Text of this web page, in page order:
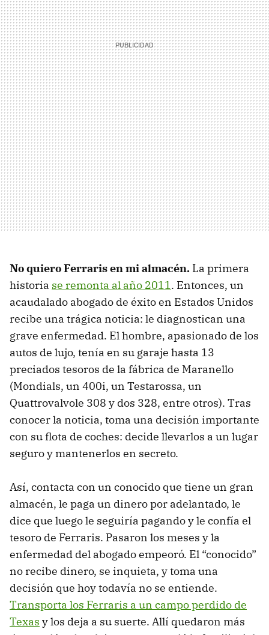
No quiero Ferraris en mi almacén. La primera
historia se remonta al año 2011. Entonces, un
acaudalado abogado de éxito en Estados Unidos
recibe una trágica noticia: le diagnostican una
grave enfermedad. El hombre, apasionado de los
autos de lujo, tenía en su garaje hasta 13
preciados tesoros de la fábrica de Maranello
(Mondials, un 400i, un Testarossa, un
Quattrovalvole 308 y dos 328, entre otros). Tras
conocer la noticia, toma una decisión importante
con su flota de coches: decide llevarlos a un lugar
seguro y mantenerlos en secreto.
Así, contacta con un conocido que tiene un gran
almacén, le paga un dinero por adelantado, le
dice que luego le seguiría pagando y le confía el
tesoro de Ferraris. Pasaron los meses y la
enfermedad del abogado empeoró. El “conocido”
no recibe dinero, se inquieta, y toma una
decisión que hoy todavía no se entiende.
Transporta los Ferraris a un campo perdido de
Texas y los deja a su suerte. Allí quedaron más